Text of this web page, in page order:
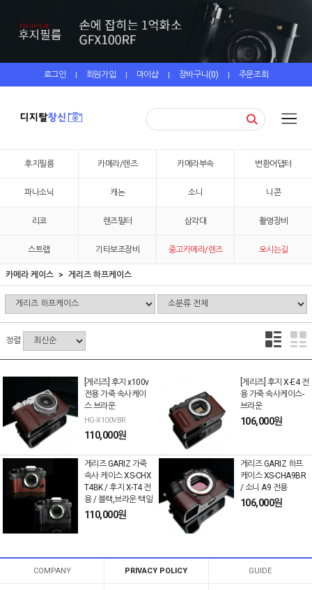
로그인 | 회원가입 | 마이샵 | 장바구니(0) | 주문조회
후지필름 카메라/렌즈 카메라부속 변환어댑터
파나소닉 캐논 소니 니콘
리코 렌즈필터 삼각대 촬영장비
스트랩 기타보조장비 중고카메라/렌즈 오시는길
카메라 케이스 게리즈 하프케이스
정렬
[게리즈] 후지 x100v
전용 가죽 속사케이
스 브라운
HG-X100VBR
110,000원
[게리즈] 후지 X-E4 전
용 가죽 속사케이스-
브라운
106,000원
게리즈 GARIZ 가죽
속사 케이스 XS-CHX
T4BK / 후지 X-T4 전
용 / 블랙,브라운 택일
110,000원
게리즈 GARIZ 하프
케이스 XS-CHA9BR
/ 소니 A9 전용
106,000원
COMPANY PRIVACY POLICY GUIDE